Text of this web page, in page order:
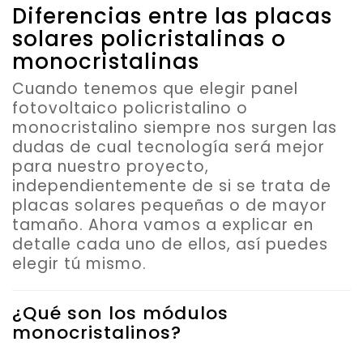
Diferencias entre las placas
solares policristalinas o
monocristalinas
Cuando tenemos que elegir panel
fotovoltaico policristalino o
monocristalino siempre nos surgen las
dudas de cual tecnología será mejor
para nuestro proyecto,
independientemente de si se trata de
placas solares pequeñas o de mayor
tamaño. Ahora vamos a explicar en
detalle cada uno de ellos, así puedes
elegir tú mismo.
¿Qué son los módulos
monocristalinos?